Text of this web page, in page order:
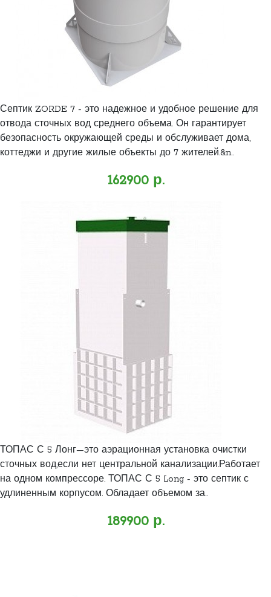
Септик ZORDE 7 - это надежное и удобное решение для
отвода сточных вод среднего объема. Он гарантирует
безопасность окружающей среды и обслуживает дома,
коттеджи и другие жилые объекты до 7 жителей.&n..
162900 р.
ТОПАС С 5 Лонг—это аэрационная установка очистки
сточных вод,если нет центральной канализации.Работает
на одном компрессоре. ТОПАС С 5 Long - это септик с
удлиненным корпусом. Обладает объемом за..
189900 р.